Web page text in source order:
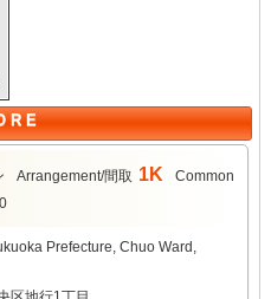
R E
Arrangement/間取 1K
Common
Prefecture, Chuo Ward,